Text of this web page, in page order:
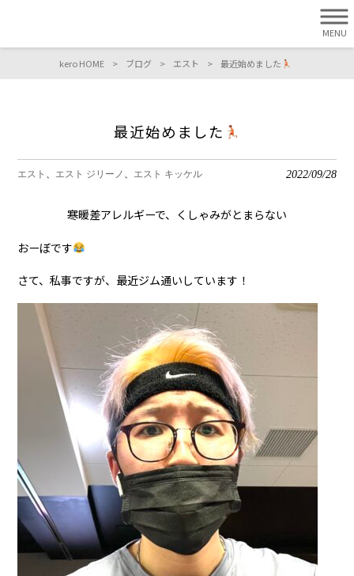
MENU
kero HOME > ブログ > エスト > 最近始めました
最近始めました
エスト エスト ジリーノ エスト キッケル 2022/09/28
寒暖差アレルギーで、くしゃみがとまらない
おーぼです
さて、私事ですが、最近ジム通いしています！